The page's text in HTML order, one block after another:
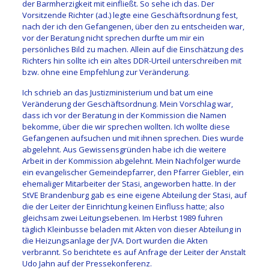
der Barmherzigkeit mit einfließt. So sehe ich das. Der
Vorsitzende Richter (ad.) legte eine Geschäftsordnung fest,
nach der ich den Gefangenen, über den zu entscheiden war,
vor der Beratung nicht sprechen durfte um mir ein
persönliches Bild zu machen. Allein auf die Einschätzung des
Richters hin sollte ich ein altes DDR-Urteil unterschreiben mit
bzw. ohne eine Empfehlung zur Veränderung.
Ich schrieb an das Justizministerium und bat um eine
Veränderung der Geschäftsordnung. Mein Vorschlag war,
dass ich vor der Beratung in der Kommission die Namen
bekomme, über die wir sprechen wollten. Ich wollte diese
Gefangenen aufsuchen und mit ihnen sprechen. Dies wurde
abgelehnt. Aus Gewissensgründen habe ich die weitere
Arbeit in der Kommission abgelehnt. Mein Nachfolger wurde
ein evangelischer Gemeindepfarrer, den Pfarrer Giebler, ein
ehemaliger Mitarbeiter der Stasi, angeworben hatte. In der
StVE Brandenburg gab es eine eigene Abteilung der Stasi, auf
die der Leiter der Einrichtung keinen Einfluss hatte; also
gleichsam zwei Leitungsebenen. Im Herbst 1989 fuhren
täglich Kleinbusse beladen mit Akten von dieser Abteilung in
die Heizungsanlage der JVA. Dort wurden die Akten
verbrannt. So berichtete es auf Anfrage der Leiter der Anstalt
Udo Jahn auf der Pressekonferenz.